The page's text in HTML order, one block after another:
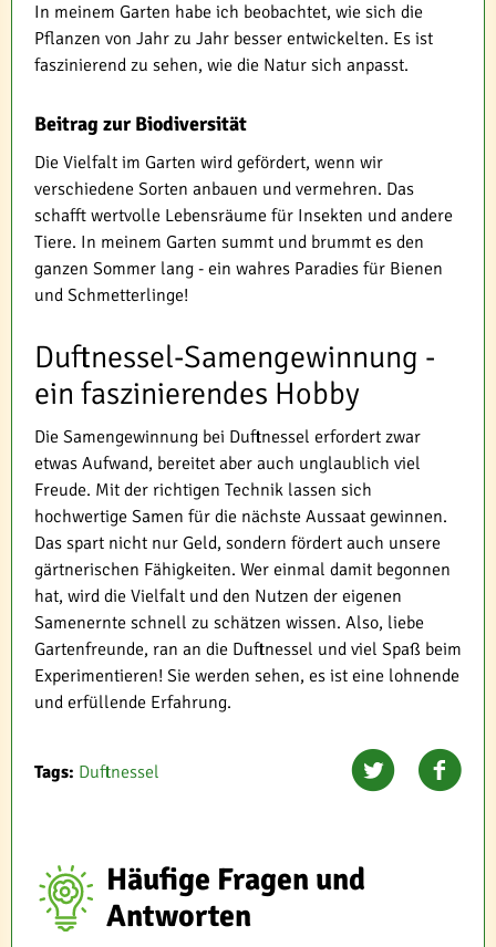
In meinem Garten habe ich beobachtet, wie sich die
Pflanzen von Jahr zu Jahr besser entwickelten. Es ist
faszinierend zu sehen, wie die Natur sich anpasst.
Beitrag zur Biodiversität
Die Vielfalt im Garten wird gefördert, wenn wir
verschiedene Sorten anbauen und vermehren. Das
schafft wertvolle Lebensräume für Insekten und andere
Tiere. In meinem Garten summt und brummt es den
ganzen Sommer lang - ein wahres Paradies für Bienen
und Schmetterlinge!
Duftnessel-Samengewinnung -
ein faszinierendes Hobby
Die Samengewinnung bei Duftnessel erfordert zwar
etwas Aufwand, bereitet aber auch unglaublich viel
Freude. Mit der richtigen Technik lassen sich
hochwertige Samen für die nächste Aussaat gewinnen.
Das spart nicht nur Geld, sondern fördert auch unsere
gärtnerischen Fähigkeiten. Wer einmal damit begonnen
hat, wird die Vielfalt und den Nutzen der eigenen
Samenernte schnell zu schätzen wissen. Also, liebe
Gartenfreunde, ran an die Duftnessel und viel Spaß beim
Experimentieren! Sie werden sehen, es ist eine lohnende
und erfüllende Erfahrung.
Tags: Duftnessel
Häufige Fragen und
Antworten